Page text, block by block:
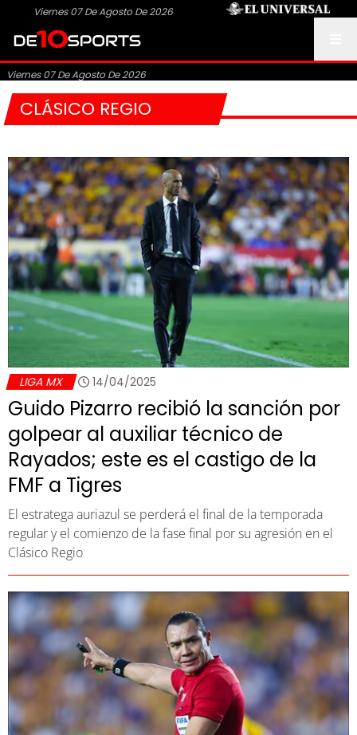
Viernes 07 De Agosto De 2026
Viernes 07 De Agosto De 2026
CLÁSICO REGIO
LIGA MX 14/04/2025
Guido Pizarro recibió la sanción por
golpear al auxiliar técnico de
Rayados; este es el castigo de la
FMF a Tigres
El estratega auriazul se perderá el final de la temporada
regular y el comienzo de la fase final por su agresión en el
Clásico Regio